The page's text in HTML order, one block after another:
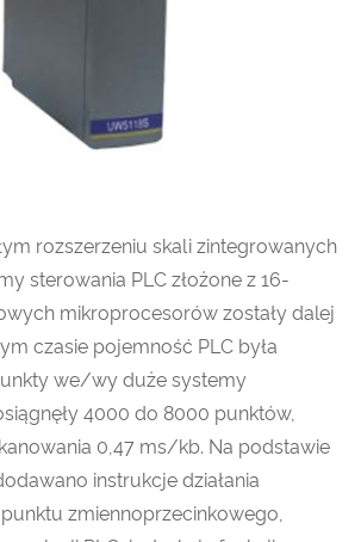
rozszerzeniu skali zintegrowanych
sterowania PLC złożone z 16-
mikroprocesorów zostały dalej
czasie pojemność PLC była
we/wy duże systemy
4000 do 8000 punktów,
0,47 ms/kb. Na podstawie
instrukcje działania
zmiennoprzecinkowego,